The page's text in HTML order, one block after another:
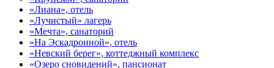
«Лиана», отель
«Лучистый» лагерь
«Мечта», санаторий
«На Эскадронной», отель
«Невский берег», коттеджный комплекс
«Озеро сновидений», пансионат